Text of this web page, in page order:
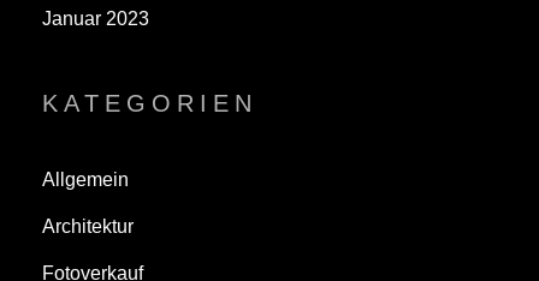
Januar 2023
KATEGORIEN
Allgemein
Architektur
Fotoverkauf